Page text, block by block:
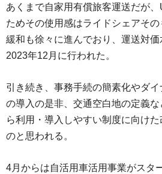
あくまで自家用有償旅客運送だが
ためその使用感はライドシェアそ
緩和も徐々に進んでおり、運送対
2023年12月に行われた。
引き続き、事務手続の簡素化やダ
の導入の是非、交通空白地の定義
ら利用・導入しやすい制度に向け
のと思われる。
4月からは自活用車活用事業がスタ